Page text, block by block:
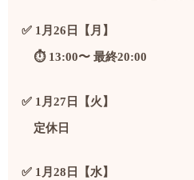
✅ 1月26日【月】
⏱️ 13:00〜 最終20:00
✅ 1月27日【火】
定休日
✅ 1月28日【水】